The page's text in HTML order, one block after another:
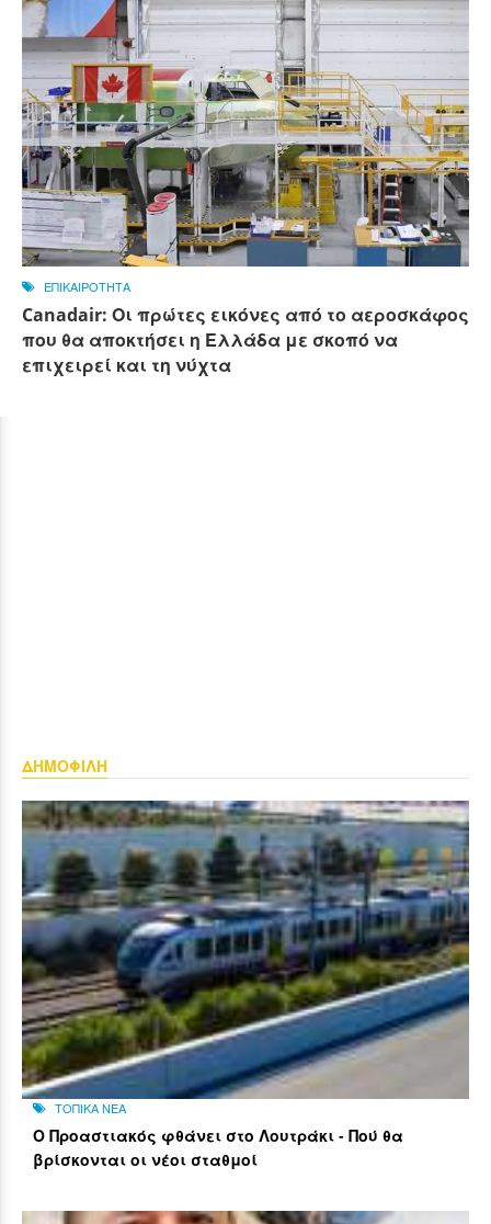
ΕΠΙΚΑΙΡΟΤΗΤΑ
Canadair: Οι πρώτες εικόνες από το αεροσκάφος
που θα αποκτήσει η Ελλάδα με σκοπό να
επιχειρεί και τη νύχτα
ΔΗΜΟΦΙΛΗ
ΤΟΠΙΚΑ ΝΕΑ
Ο Προαστιακός φθάνει στο Λουτράκι - Πού θα
βρίσκονται οι νέοι σταθμοί